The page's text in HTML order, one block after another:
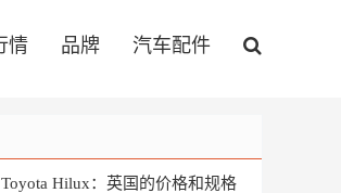
情 品牌 汽车配件
Hilux：英国的价格和规格